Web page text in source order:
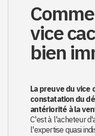
vice
bien
La preuve du vice
constatation du
antériorité à la
C'est à l'acheteur
l'expertise quasi